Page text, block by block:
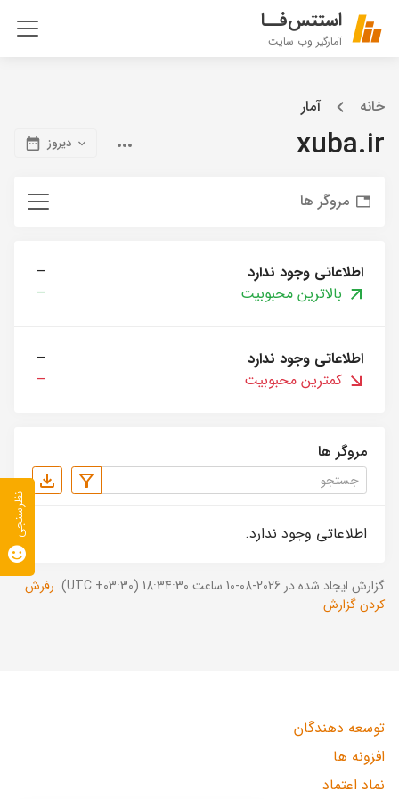
استتس‌فــا
آمارگیر وب سایت
خانه آمار
xuba.ir دیروز
مروگر ها
اطلاعاتی وجود ندارد
—
بالاترین محبوبیت
—
اطلاعاتی وجود ندارد
—
کمترین محبوبیت
—
مروگر ها
اطلاعاتی وجود ندارد.
گزارش ایجاد شده در 2026-08-10 ساعت 18:34:30 (UTC +03:30).
رفرش
کردن گزارش
توسعه دهندگان
افزونه ها
نماد اعتماد
نظرسنجی